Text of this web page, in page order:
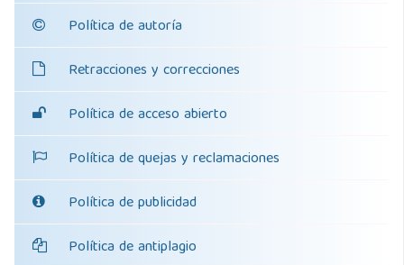
Política de autoría
Retracciones y correcciones
Política de acceso abierto
Política de quejas y reclamaciones
Política de publicidad
Política de antiplagio